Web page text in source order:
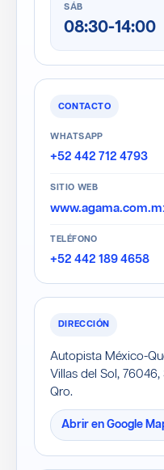
SÁB
08:30-14:00
CONTACTO
WHATSAPP
+52 442 712 4793
SITIO WEB
TELÉFONO
+52 442 189 4658
DIRECCIÓN
Autopista México-
Villas del Sol,
Qro.
Abrir en Google